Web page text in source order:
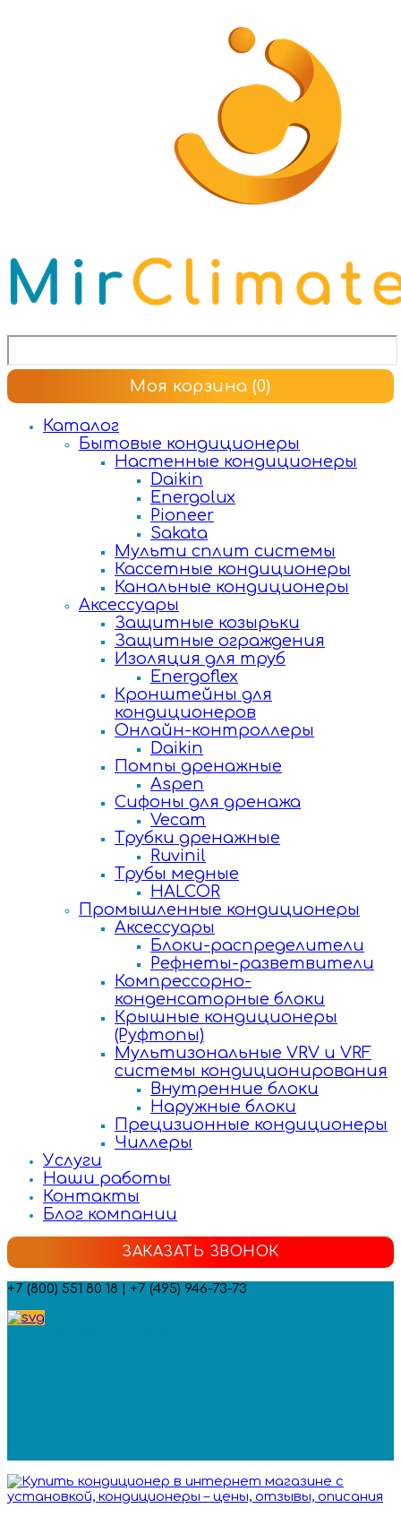
Моя корзина (0)
Каталог
Бытовые кондиционеры
Настенные кондиционеры
Daikin
Energolux
Pioneer
Sakata
Мульти сплит системы
Кассетные кондиционеры
Канальные кондиционеры
Аксессуары
Защитные козырьки
Защитные ограждения
Изоляция для труб
Energoflex
Кронштейны для
кондиционеров
Онлайн-контроллеры
Daikin
Помпы дренажные
Aspen
Сифоны для дренажа
Vecam
Трубки дренажные
Ruvinil
Трубы медные
HALCOR
Промышленные кондиционеры
Аксессуары
Блоки-распределители
Рефнеты-разветвители
Компрессорно-
конденсаторные блоки
Крышные кондиционеры
(Руфтопы)
Мультизональные VRV и VRF
системы кондиционирования
Внутренние блоки
Наружные блоки
Прецизионные кондиционеры
Чиллеры
Услуги
Наши работы
Контакты
Блог компании
ЗАКАЗАТЬ ЗВОНОК
+7 (800) 551 80 18 | +7 (495) 946-73-73